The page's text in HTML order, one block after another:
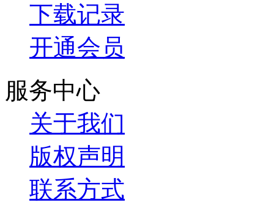
下载记录
开通会员
服务中心
关于我们
版权声明
联系方式